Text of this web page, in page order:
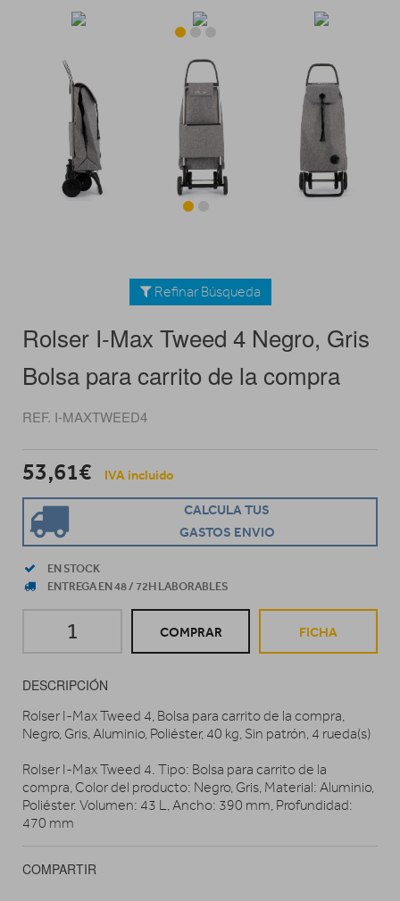
Refinar Búsqueda
Rolser I-Max Tweed 4 Negro, Gris
Bolsa para carrito de la compra
REF. I-MAXTWEED4
53,61€ IVA incluido
CALCULA TUS
GASTOS ENVIO
EN STOCK
ENTREGA EN 48 / 72H LABORABLES
COMPRAR FICHA
DESCRIPCIÓN
Rolser I-Max Tweed 4, Bolsa para carrito de la compra,
Negro, Gris, Aluminio, Poliéster, 40 kg, Sin patrón, 4 rueda(s)
Rolser I-Max Tweed 4. Tipo: Bolsa para carrito de la
compra, Color del producto: Negro, Gris, Material: Aluminio,
Poliéster. Volumen: 43 L, Ancho: 390 mm, Profundidad:
470 mm
COMPARTIR